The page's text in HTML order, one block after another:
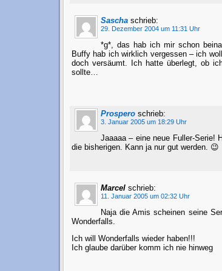
Sascha schrieb:
29. Dezember 2004 um 11:31 Uhr
*g*, das hab ich mir schon
Buffy hab ich wirklich vergessen – ich
doch versäumt. Ich hatte überlegt, ob
sollte…
Prospero schrieb:
3. Januar 2005 um 18:29 Uhr
Jaaaaa – eine neue Fuller-Serie!
die bisherigen. Kann ja nur gut werden. 😉
Marcel schrieb:
11. Januar 2005 um 02:32 Uhr
Naja die Amis scheinen seine
Wonderfalls.
Ich will Wonderfalls wieder haben!!!
Ich glaube darüber komm ich nie hinweg